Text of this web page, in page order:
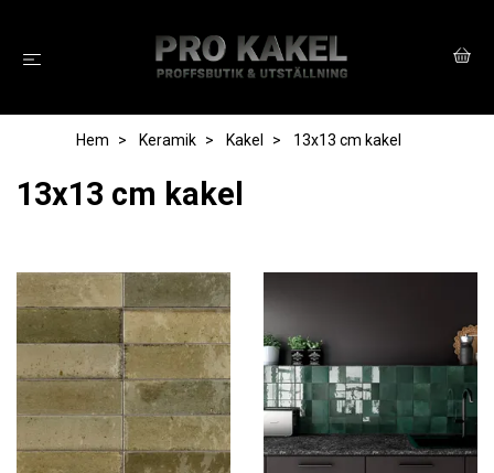
Hem Keramik Kakel 13x13 cm kakel
13x13 cm kakel